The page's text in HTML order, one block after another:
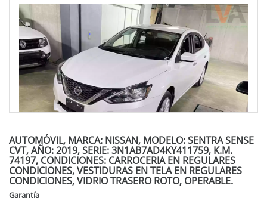
AUTOMÓVIL, MARCA: NISSAN, MODELO: SENTRA SENSE
CVT, AÑO: 2019, SERIE: 3N1AB7AD4KY411759, K.M.
74197, CONDICIONES: CARROCERIA EN REGULARES
CONDICIONES, VESTIDURAS EN TELA EN REGULARES
CONDICIONES, VIDRIO TRASERO ROTO, OPERABLE.
Garantía